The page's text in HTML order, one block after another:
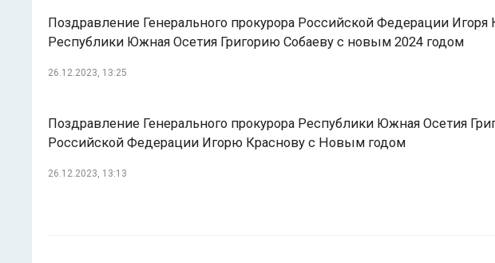
Поздравление Генерального прокурора Российской Федерации Игоря
Республики Южная Осетия Григорию Собаеву с новым 2024 годом
26.12.2023, 13:25
Поздравление Генерального прокурора Республики Южная Осетия
Российской Федерации Игорю Краснову с Новым годом
26.12.2023, 13:13